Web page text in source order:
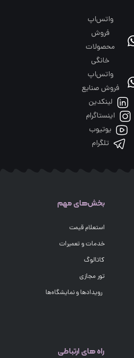
واتس‌اپ
فروش
محصولات
خانگی
واتس‌اپ
فروش صنایع
لینکدین
اینستاگرام
یوتیوب
تلگرام
بخش‌های مهم
استعلام قیمت
خدمات و تعمیرات
کاتالوگ
تور مجازی
رویدادها و نمایشگاه‌ها
راه های ارتباطی